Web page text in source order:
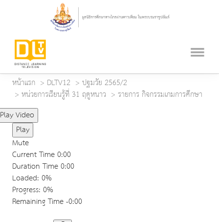
หน้าแรก DLTV12
ปฐมวัย 2565/2
หน่วยการเรียนรู้ที่ 31 ฤดูหนาว
รายการ กิจกรรมเกมการศึกษา
Play Video
Play
Mute
Current Time0:00
Duration Time0:00
Loaded: 0%
Progress: 0%
Remaining Time-0:00